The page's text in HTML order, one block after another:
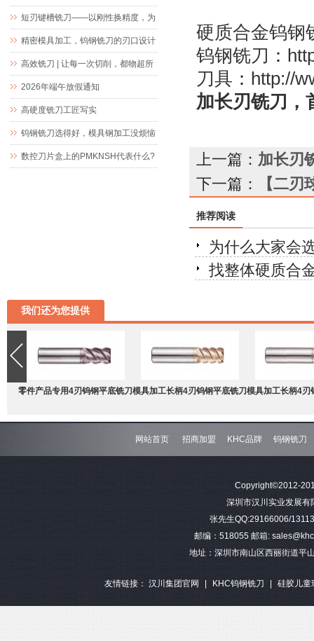
硬质合金钨钢
钨钢铣刀 ：
刀具 ： http://
加长刃铣刀，
上一篇： 加长刃
下一篇：
【二
推荐阅读
为什么大家会
找整体硬质合
短刃键槽铣刀——以刚性换精度，为
精密键槽加工而生
精密模具加工，钨钢铣刀的刃口设计
究竟藏着什么玄机
高效铣刀 | 让每一次切削，都物超所
值
2026年端午放假通知
高硬度铣刀工匠写实
钨钢铣刀选得好，模具钢加工没烦恼
数控刀片盒上的PMKNSH代表什么?
我们还为您提供
零件产品专用4刃钨钢平底铣刀模具加工长柄4刃钨钢平底铣刀模具加工长柄4刃
钢平底
网站首页 招商加盟 KHC品牌 钨钢铣刀
Copyright©2012-
深圳市汉川实业发展
张先生QQ:29166006/
邮编：518055 邮箱:
地址：深圳市南山区西丽街道平
友情链接： 汉川集团官网 | KHC钨钢铣刀 | 硅胶儿童